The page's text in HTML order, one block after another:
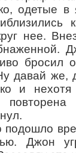
одетые
нее.
бросил
давай же,
и
время
Джон